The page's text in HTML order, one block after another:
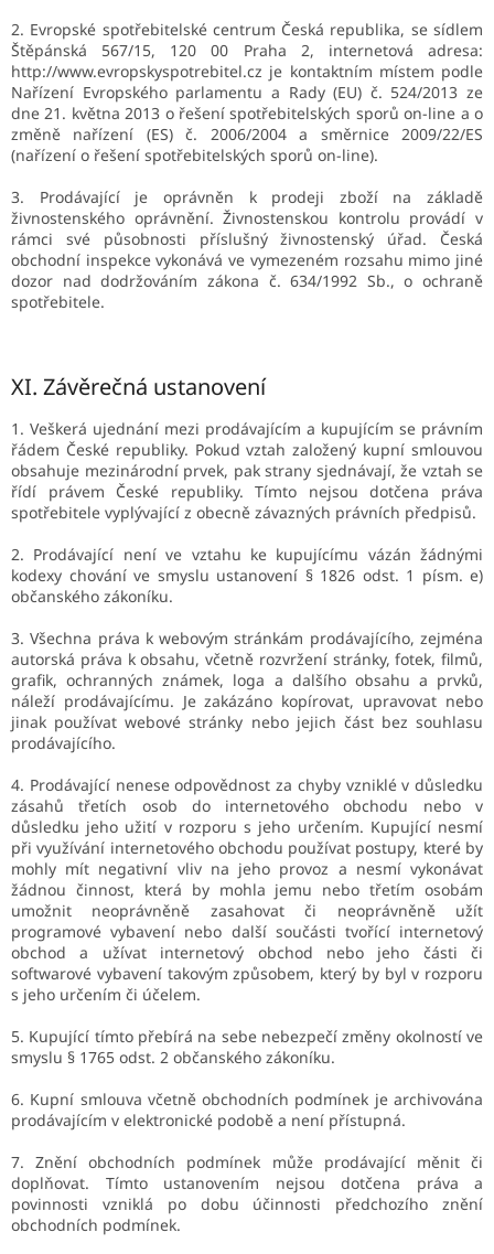
2. Evropské spotřebitelské centrum Česká republika, se sídlem
Štěpánská 567/15, 120 00 Praha 2, internetová adresa:
http://www.evropskyspotrebitel.cz je kontaktním místem podle
Nařízení Evropského parlamentu a Rady (EU) č. 524/2013 ze
dne 21. května 2013 o řešení spotřebitelských sporů on-line a o
změně nařízení (ES) č. 2006/2004 a směrnice 2009/22/ES
(nařízení o řešení spotřebitelských sporů on-line).
3. Prodávající je oprávněn k prodeji zboží na základě
živnostenského oprávnění. Živnostenskou kontrolu provádí v
rámci své působnosti příslušný živnostenský úřad. Česká
obchodní inspekce vykonává ve vymezeném rozsahu mimo jiné
dozor nad dodržováním zákona č. 634/1992 Sb., o ochraně
spotřebitele.
XI. Závěrečná ustanovení
1. Veškerá ujednání mezi prodávajícím a kupujícím se právním
řádem České republiky. Pokud vztah založený kupní smlouvou
obsahuje mezinárodní prvek, pak strany sjednávají, že vztah se
řídí právem České republiky. Tímto nejsou dotčena práva
spotřebitele vyplývající z obecně závazných právních předpisů.
2. Prodávající není ve vztahu ke kupujícímu vázán žádnými
kodexy chování ve smyslu ustanovení § 1826 odst. 1 písm. e)
občanského zákoníku.
3. Všechna práva k webovým stránkám prodávajícího, zejména
autorská práva k obsahu, včetně rozvržení stránky, fotek, filmů,
grafik, ochranných známek, loga a dalšího obsahu a prvků,
náleží prodávajícímu. Je zakázáno kopírovat, upravovat nebo
jinak používat webové stránky nebo jejich část bez souhlasu
prodávajícího.
4. Prodávající nenese odpovědnost za chyby vzniklé v důsledku
zásahů třetích osob do internetového obchodu nebo v
důsledku jeho užití v rozporu s jeho určením. Kupující nesmí
při využívání internetového obchodu používat postupy, které by
mohly mít negativní vliv na jeho provoz a nesmí vykonávat
žádnou činnost, která by mohla jemu nebo třetím osobám
umožnit neoprávněně zasahovat či neoprávněně užít
programové vybavení nebo další součásti tvořící internetový
obchod a užívat internetový obchod nebo jeho části či
softwarové vybavení takovým způsobem, který by byl v rozporu
s jeho určením či účelem.
5. Kupující tímto přebírá na sebe nebezpečí změny okolností ve
smyslu § 1765 odst. 2 občanského zákoníku.
6. Kupní smlouva včetně obchodních podmínek je archivována
prodávajícím v elektronické podobě a není přístupná.
7. Znění obchodních podmínek může prodávající měnit či
doplňovat. Tímto ustanovením nejsou dotčena práva a
povinnosti vzniklá po dobu účinnosti předchozího znění
obchodních podmínek.